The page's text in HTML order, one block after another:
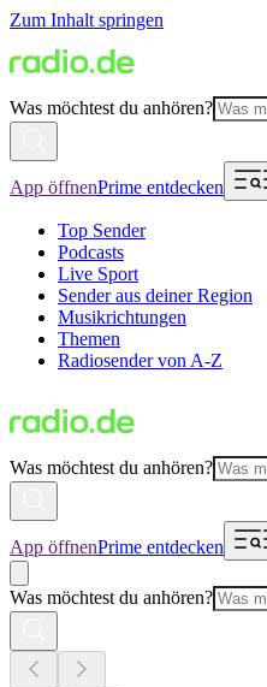
Zum Inhalt springen
Was möchtest du anhören?
App öffnenPrime entdecken
Top Sender
Podcasts
Live Sport
Sender aus deiner Region
Musikrichtungen
Themen
Radiosender von A-Z
Was möchtest du anhören?
App öffnenPrime entdecken
Was möchtest du anhören?